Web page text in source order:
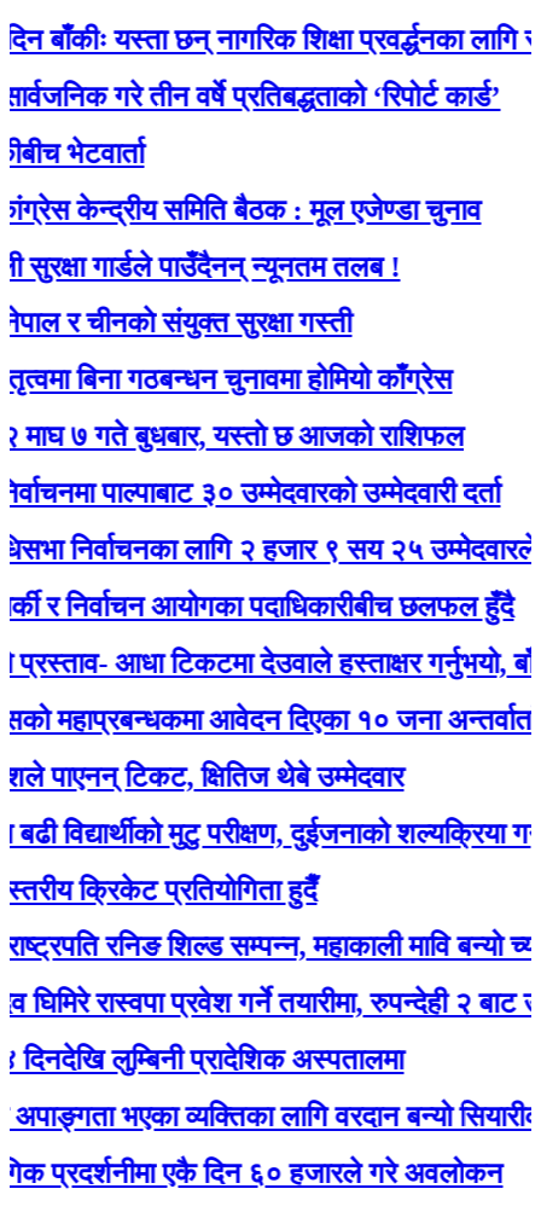
यस्ता छन् नागरिक शिक्षा प्रवर्द्धनका लागि स्रोत
गरे तीन वर्षे प्रतिबद्धताको ‘रिपोर्ट कार्ड’
समिति बैठक : मूल एजेण्डा चुनाव
गार्डले पाउँदैनन् न्यूनतम तलब !
चीनकाे संयुक्त सुरक्षा गस्ती
गठबन्धन चुनावमा होमियो काँग्रेस
गते बुधबार, यस्ताे छ आजको राशिफल
पाल्पाबाट ३० उम्मेदवारको उम्मेदवारी दर्ता
लागि २ हजार ९ सय २५ उम्मेदवारले
निर्वाचन आयोगका पदाधिकारीबीच छलफल हुँदै
आधा टिकटमा देउवाले हस्ताक्षर गर्नुभयो, बाँकी
आवेदन दिएका १० जना अन्तर्वार्ताका
टिकट, क्षितिज थेबे उम्मेदवार
मुटु परीक्षण, दुईजनाको शल्यक्रिया गर्नुपर्ने
क्रिकेट प्रतियोगिता हुदैँ
रनिङ शिल्ड सम्पन्न, महाकाली मावि बन्यो च्याम्पियन
रास्वपा प्रवेश गर्ने तयारीमा, रुपन्देही २ बाट उम्मेद्वार
लुम्बिनी प्रादेशिक अस्पतालमा
भएका व्यक्तिका लागि वरदान बन्यो सियारीको
एकै दिन ६० हजारले गरे अवलोकन